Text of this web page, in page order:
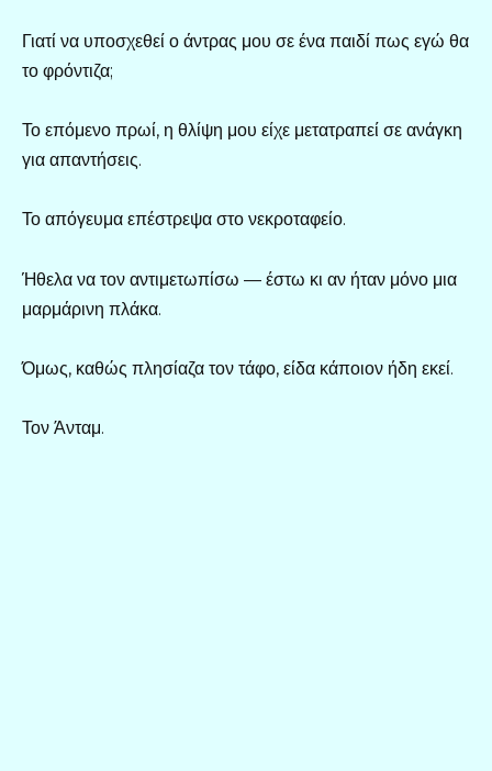
Γιατί να υποσχεθεί ο άντρας μου σε ένα παιδί πως εγώ θα
το φρόντιζα;
Το επόμενο πρωί, η θλίψη μου είχε μετατραπεί σε ανάγκη
για απαντήσεις.
Το απόγευμα επέστρεψα στο νεκροταφείο.
Ήθελα να τον αντιμετωπίσω — έστω κι αν ήταν μόνο μια
μαρμάρινη πλάκα.
Όμως, καθώς πλησίαζα τον τάφο, είδα κάποιον ήδη εκεί.
Τον Άνταμ.